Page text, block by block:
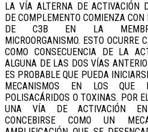
LA VÍA ALTERNA DE ACTIVACIÓN
DE COMPLEMENTO COMIENZA
DE C3B EN LA
MICROORGANISMO. ESTO OCURRE
COMO CONSECUENCIA DE LA
ALGUNA DE LAS DOS VÍAS
ES PROBABLE QUE PUEDA
MECANISMOS EN LOS QUE
POLISACÁRIDOS O TOXINAS. POR
UNA VÍA DE ACTIVACIÓN
CONCEBIRSE COMO UN